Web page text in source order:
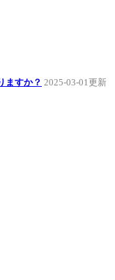
ますか？ 2025-03-01更新